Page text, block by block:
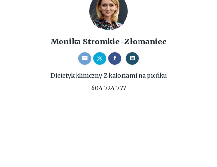
Monika Stromkie-Złomaniec
Dietetyk kliniczny Z kaloriami na pieńku
604 724 777